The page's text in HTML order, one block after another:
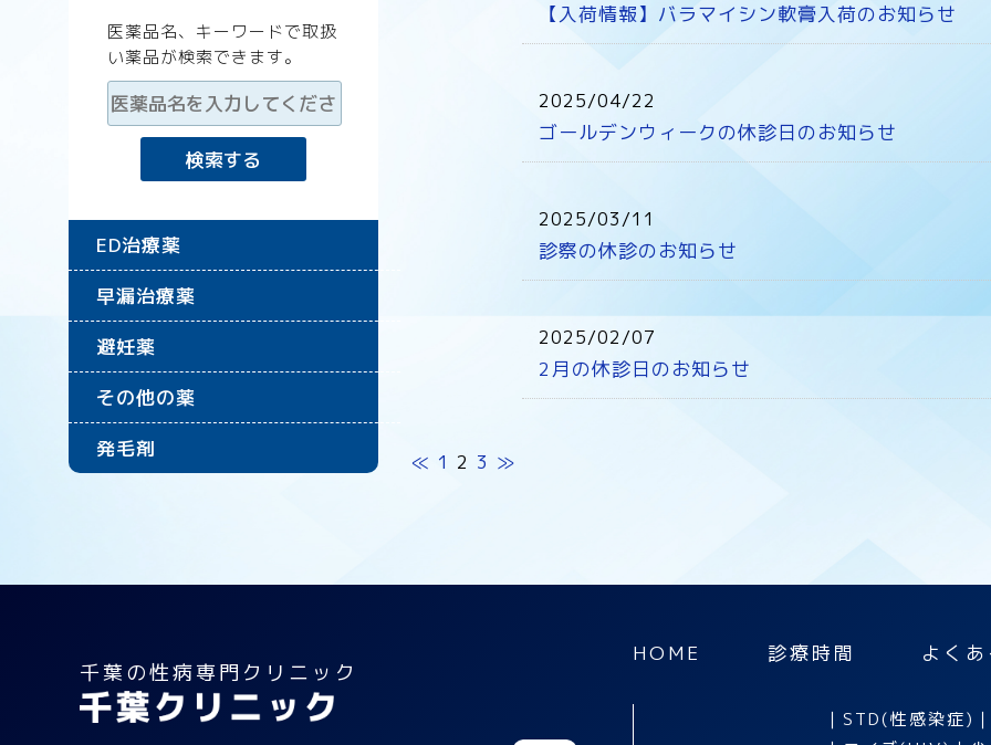
【入荷情報】バラマイシン軟膏入荷のお知らせ
2025/04/22
ゴールデンウィークの休診日のお知らせ
2025/03/11
診察の休診のお知らせ
2025/02/07
2月の休診日のお知らせ
≪ 1 2 3 ≫
医薬品名、キーワードで取扱
い薬品が検索できます。
ED治療薬
早漏治療薬
避妊薬
その他の薬
発毛剤
千葉の性病専門クリニック
HOME 診療時間 よく
｜ STD(性感染症)